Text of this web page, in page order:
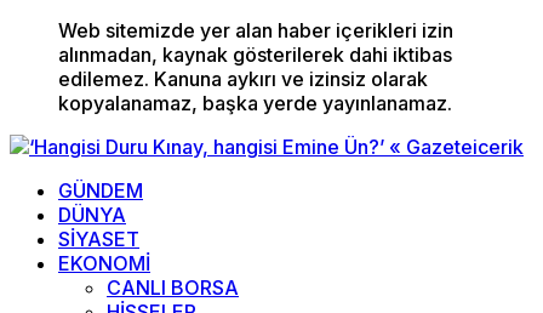
Web sitemizde yer alan haber içerikleri izin
alınmadan, kaynak gösterilerek dahi iktibas
edilemez. Kanuna aykırı ve izinsiz olarak
kopyalanamaz, başka yerde yayınlanamaz.
GÜNDEM
DÜNYA
SİYASET
EKONOMİ
CANLI BORSA